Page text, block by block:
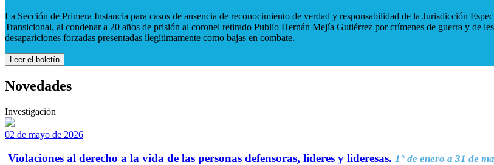
La Sección de Primera Instancia para casos de ausencia de reconocimiento de verdad y responsabilidad de la Jurisdicción
Transicional, al condenar a 20 años de prisión al coronel retirado Publio Hernán Mejía Gutiérrez por crímenes de guerra y de
desapariciones forzadas presentadas ilegítimamente como bajas en combate.
Leer el boletín
Novedades
Investigación
02 de mayo de 2026
Violaciones al derecho a la vida de las personas defensoras, líderes y lideresas. 1° de enero a 31 de